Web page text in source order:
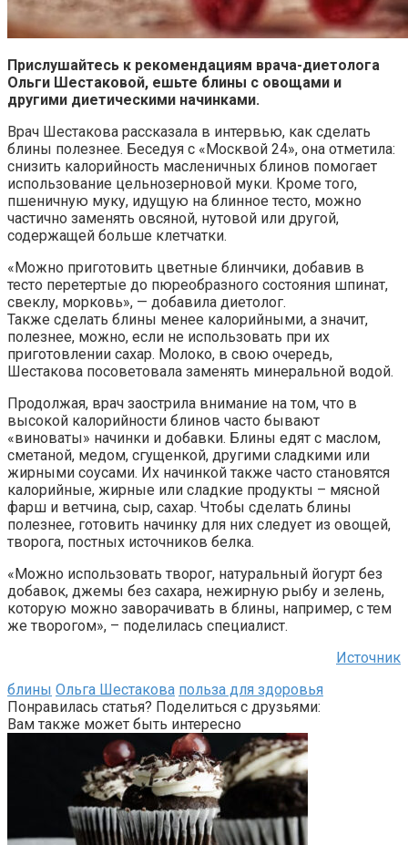
Прислушайтесь к рекомендациям врача-диетолога
Ольги Шестаковой, ешьте блины с овощами и
другими диетическими начинками.
Врач Шестакова рассказала в интервью, как сделать
блины полезнее. Беседуя с «Москвой 24», она отметила:
снизить калорийность масленичных блинов помогает
использование цельнозерновой муки. Кроме того,
пшеничную муку, идущую на блинное тесто, можно
частично заменять овсяной, нутовой или другой,
содержащей больше клетчатки.
«Можно приготовить цветные блинчики, добавив в
тесто перетертые до пюреобразного состояния шпинат,
свеклу, морковь», — добавила диетолог.
Также сделать блины менее калорийными, а значит,
полезнее, можно, если не использовать при их
приготовлении сахар. Молоко, в свою очередь,
Шестакова посоветовала заменять минеральной водой.
Продолжая, врач заострила внимание на том, что в
высокой калорийности блинов часто бывают
«виноваты» начинки и добавки. Блины едят с маслом,
сметаной, медом, сгущенкой, другими сладкими или
жирными соусами. Их начинкой также часто становятся
калорийные, жирные или сладкие продукты – мясной
фарш и ветчина, сыр, сахар. Чтобы сделать блины
полезнее, готовить начинку для них следует из овощей,
творога, постных источников белка.
«Можно использовать творог, натуральный йогурт без
добавок, джемы без сахара, нежирную рыбу и зелень,
которую можно заворачивать в блины, например, с тем
же творогом», – поделилась специалист.
Источник
блины Ольга Шестакова польза для здоровья
Понравилась статья? Поделиться с друзьями:
Вам также может быть интересно